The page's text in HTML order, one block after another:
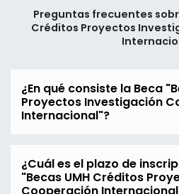
Preguntas frecuentes
Créditos Proyectos
¿En qué consiste la Beca
Proyectos Investigación
Internacional"?
¿Cuál es el plazo de
"Becas UMH Créditos